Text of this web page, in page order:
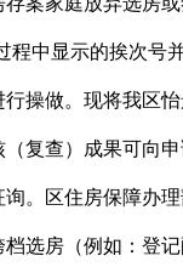
程中显示的挨次号
操做。现将我区
复查）成果可向申
。区住房保障办
选房（例如：登